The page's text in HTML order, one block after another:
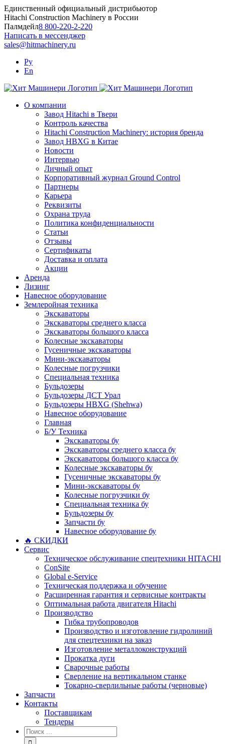
Skip
to
content
Единственный официальный дистрибьютор
Hitachi Construction Machinery в России
Палмдейл8 800-220-2-220
Написать в мессенджер
sales@hitmachinery.ru
Ру
En
О компании
Завод Hitachi в Твери
Контроль качества
Hitachi Construction Machinery: история бренда
Завод HBXG в Китае
Новости
Интервью
Личный опыт
Корпоративный журнал Ground Control
Партнеры
Карьера
Реквизиты
Охрана труда
Политика конфиденциальности
Статьи
Отзывы
Сертификаты
Доставка и оплата
Акции
Аренда
Лизинг
Навесное оборудование
Землеройная техника
Экскаваторы
Экскаваторы среднего класса
Экскаваторы большого класса
Колесные экскаваторы
Гусеничные экскаваторы
Мини-экскаваторы
Колесные погрузчики
Специальная техника
Бульдозеры
Бульдозеры ДСТ Урал
Бульдозеры HBXG (Shehwa)
Навесное оборудование
Главная
Б/У Техника
Экскаваторы бу
Экскаваторы среднего класса бу
Экскаваторы большого класса бу
Колесные экскаваторы бу
Гусеничные экскаваторы бу
Мини-экскаваторы бу
Колесные погрузчики бу
Специальная техника бу
Бульдозеры бу
Запчасти бу
Навесное оборудование бу
🔥 СКИДКИ
Сервис
Техническое обслуживание спецтехники HITACHI
ConSite
Global e-Service
Техническая поддержка и обучение
Расширенная гарантия и сервисные контракты
Оптимальная работа двигателя Hitachi
Производство
Гибка трубопроводов
Производство и изготовление гидролиний
для спецтехники на заказ
Изготовление металлоконструкций
Прокатка дуги
Сварочные работы
Сверление на вертикальном станке
Токарно-сверлильные работы (черновые)
Запчасти
Контакты
Поставщикам
Тендеры
Результат
поиска: